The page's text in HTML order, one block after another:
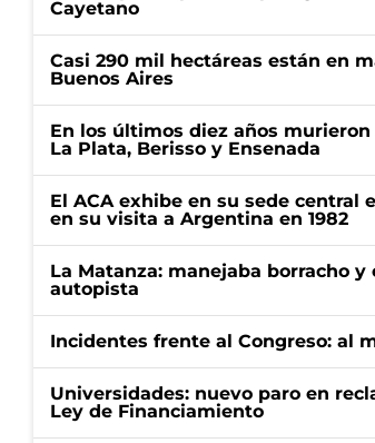
Cayetano
Casi 290 mil hectáreas están en
Buenos Aires
En los últimos diez años
La Plata, Berisso y Ensenada
El ACA exhibe en su sede central
en su visita a Argentina en 1982
La Matanza: manejaba borracho
autopista
Incidentes frente al Congreso: al
Universidades: nuevo paro en
Ley de Financiamiento